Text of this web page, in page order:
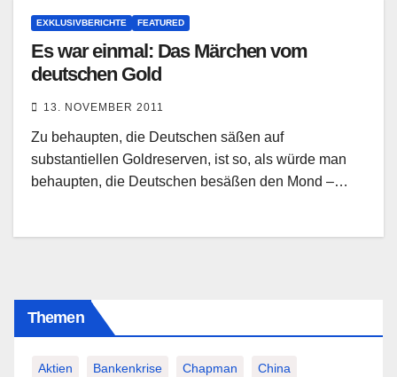
EXKLUSIVBERICHTE FEATURED
Es war einmal: Das Märchen vom
deutschen Gold
13. NOVEMBER 2011
Zu behaupten, die Deutschen säßen auf
substantiellen Goldreserven, ist so, als würde man
behaupten, die Deutschen besäßen den Mond –…
Themen
Aktien Bankenkrise Chapman China